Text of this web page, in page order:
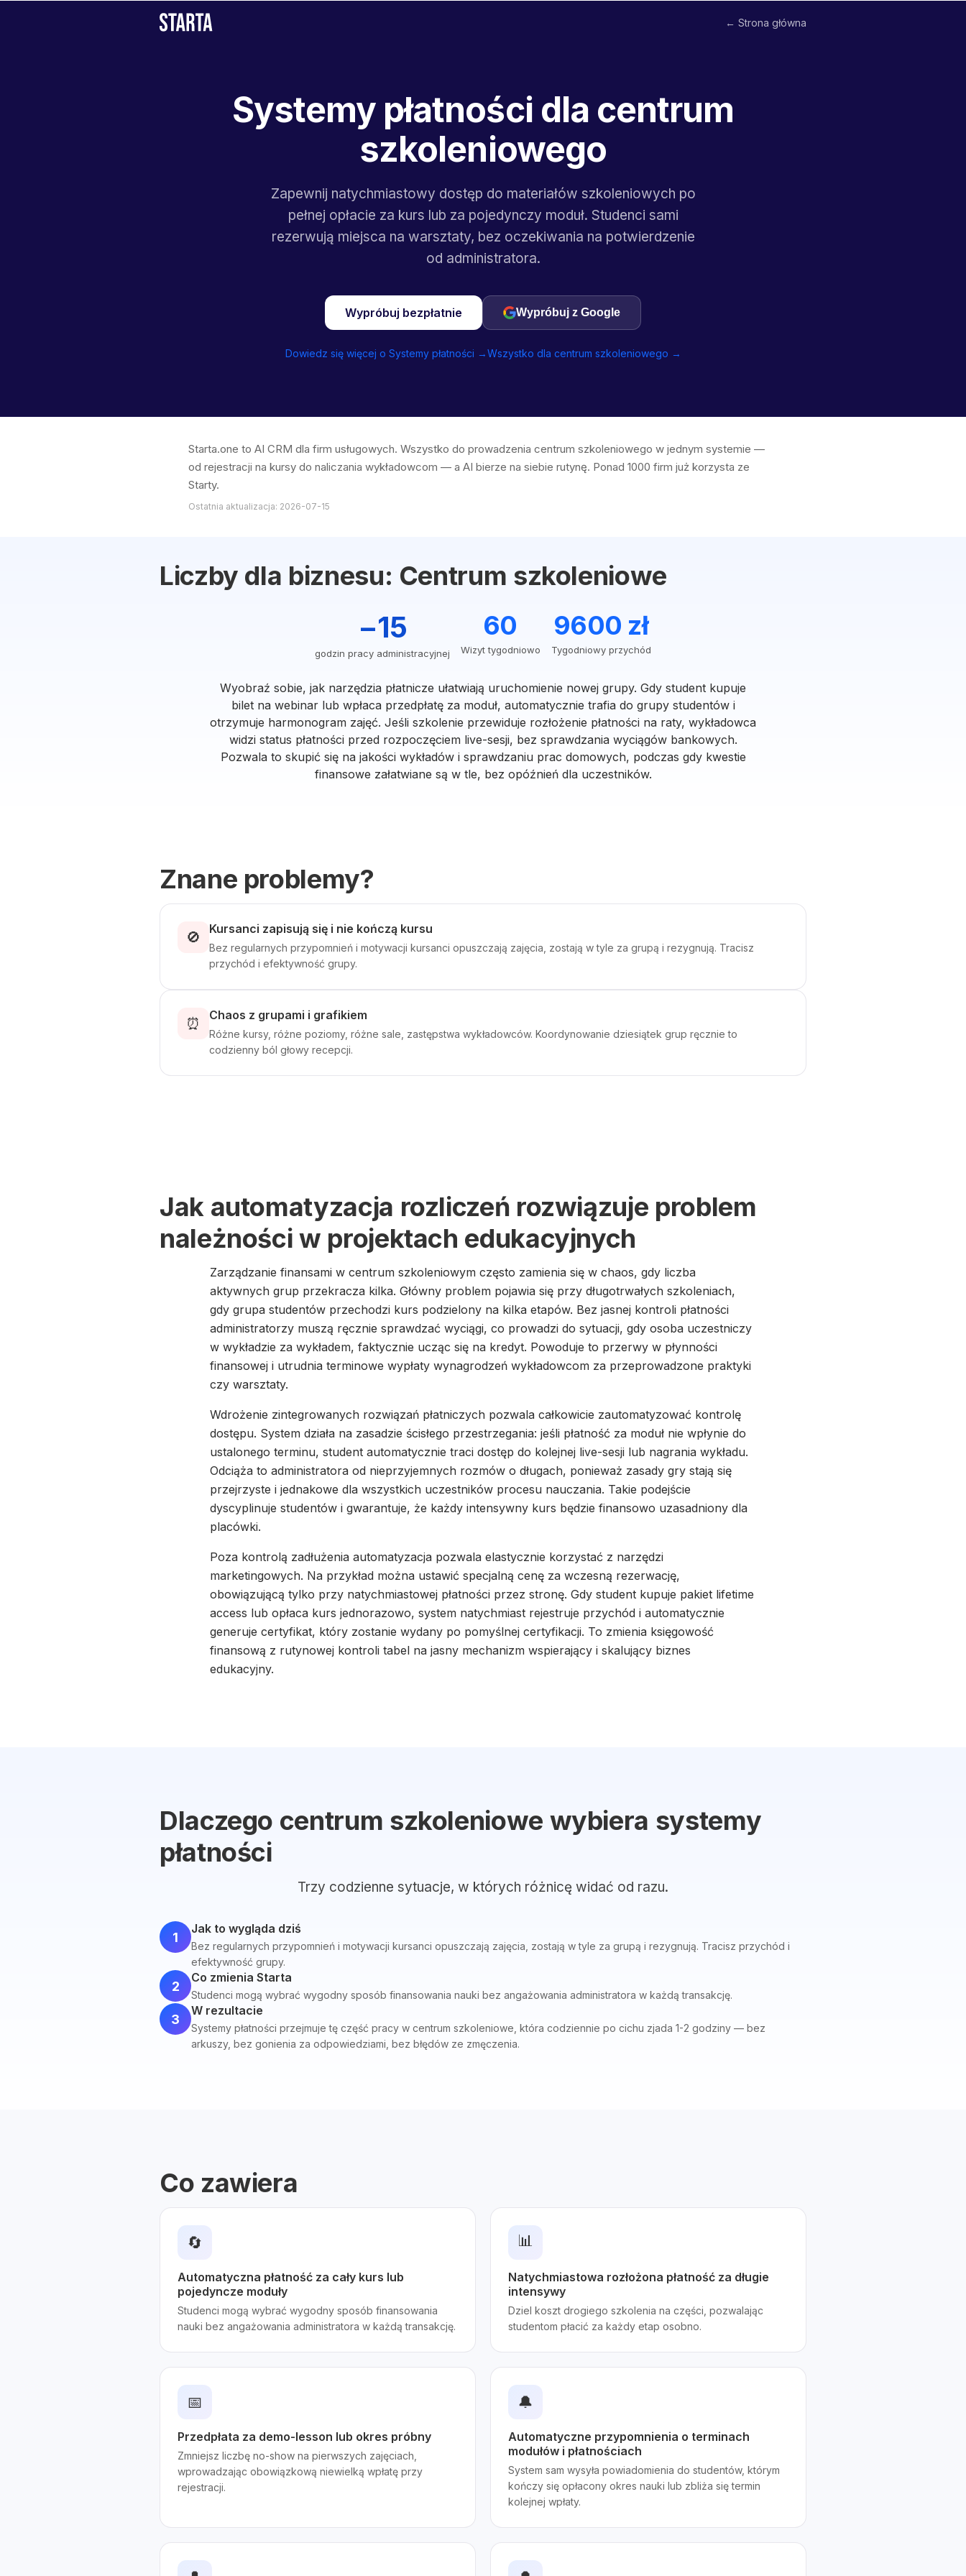
← Strona główna
Systemy płatności dla centrum
szkoleniowego
Zapewnij natychmiastowy dostęp do materiałów szkoleniowych po
pełnej opłacie za kurs lub za pojedynczy moduł. Studenci sami
rezerwują miejsca na warsztaty, bez oczekiwania na potwierdzenie
od administratora.
Wypróbuj bezpłatnie Wypróbuj z Google
Dowiedz się więcej o Systemy płatności →Wszystko dla centrum szkoleniowego →
Starta.one to AI CRM dla firm usługowych. Wszystko do prowadzenia centrum szkoleniowego w jednym systemie —
od rejestracji na kursy do naliczania wykładowcom — a AI bierze na siebie rutynę. Ponad 1000 firm już korzysta ze
Starty.
Ostatnia aktualizacja: 2026-07-15
Liczby dla biznesu: Centrum szkoleniowe
−15
godzin pracy administracyjnej
60
Wizyt tygodniowo
9600 zł
Tygodniowy przychód
Wyobraź sobie, jak narzędzia płatnicze ułatwiają uruchomienie nowej grupy. Gdy student kupuje
bilet na webinar lub wpłaca przedpłatę za moduł, automatycznie trafia do grupy studentów i
otrzymuje harmonogram zajęć. Jeśli szkolenie przewiduje rozłożenie płatności na raty, wykładowca
widzi status płatności przed rozpoczęciem live-sesji, bez sprawdzania wyciągów bankowych.
Pozwala to skupić się na jakości wykładów i sprawdzaniu prac domowych, podczas gdy kwestie
finansowe załatwiane są w tle, bez opóźnień dla uczestników.
Znane problemy?
🚫 Kursanci zapisują się i nie kończą kursu
Bez regularnych przypomnień i motywacji kursanci opuszczają zajęcia, zostają w tyle za grupą i rezygnują. Tracisz
przychód i efektywność grupy.
⏰ Chaos z grupami i grafikiem
Różne kursy, różne poziomy, różne sale, zastępstwa wykładowców. Koordynowanie dziesiątek grup ręcznie to
codzienny ból głowy recepcji.
Jak automatyzacja rozliczeń rozwiązuje problem
należności w projektach edukacyjnych
Zarządzanie finansami w centrum szkoleniowym często zamienia się w chaos, gdy liczba
aktywnych grup przekracza kilka. Główny problem pojawia się przy długotrwałych szkoleniach,
gdy grupa studentów przechodzi kurs podzielony na kilka etapów. Bez jasnej kontroli płatności
administratorzy muszą ręcznie sprawdzać wyciągi, co prowadzi do sytuacji, gdy osoba uczestniczy
w wykładzie za wykładem, faktycznie ucząc się na kredyt. Powoduje to przerwy w płynności
finansowej i utrudnia terminowe wypłaty wynagrodzeń wykładowcom za przeprowadzone praktyki
czy warsztaty.
Wdrożenie zintegrowanych rozwiązań płatniczych pozwala całkowicie zautomatyzować kontrolę
dostępu. System działa na zasadzie ścisłego przestrzegania: jeśli płatność za moduł nie wpłynie do
ustalonego terminu, student automatycznie traci dostęp do kolejnej live-sesji lub nagrania wykładu.
Odciąża to administratora od nieprzyjemnych rozmów o długach, ponieważ zasady gry stają się
przejrzyste i jednakowe dla wszystkich uczestników procesu nauczania. Takie podejście
dyscyplinuje studentów i gwarantuje, że każdy intensywny kurs będzie finansowo uzasadniony dla
placówki.
Poza kontrolą zadłużenia automatyzacja pozwala elastycznie korzystać z narzędzi
marketingowych. Na przykład można ustawić specjalną cenę za wczesną rezerwację,
obowiązującą tylko przy natychmiastowej płatności przez stronę. Gdy student kupuje pakiet lifetime
access lub opłaca kurs jednorazowo, system natychmiast rejestruje przychód i automatycznie
generuje certyfikat, który zostanie wydany po pomyślnej certyfikacji. To zmienia księgowość
finansową z rutynowej kontroli tabel na jasny mechanizm wspierający i skalujący biznes
edukacyjny.
Dlaczego centrum szkoleniowe wybiera systemy
płatności
Trzy codzienne sytuacje, w których różnicę widać od razu.
1
Jak to wygląda dziś
Bez regularnych przypomnień i motywacji kursanci opuszczają zajęcia, zostają w tyle za grupą i rezygnują. Tracisz przychód i
efektywność grupy.
2
Co zmienia Starta
Studenci mogą wybrać wygodny sposób finansowania nauki bez angażowania administratora w każdą transakcję.
3
W rezultacie
Systemy płatności przejmuje tę część pracy w centrum szkoleniowe, która codziennie po cichu zjada 1-2 godziny — bez
arkuszy, bez gonienia za odpowiedziami, bez błędów ze zmęczenia.
Co zawiera
🔄
Automatyczna płatność za cały kurs lub
pojedyncze moduły
Studenci mogą wybrać wygodny sposób finansowania
nauki bez angażowania administratora w każdą transakcję.
📊
Natychmiastowa rozłożona płatność za długie
intensywy
Dziel koszt drogiego szkolenia na części, pozwalając
studentom płacić za każdy etap osobno.
📅
Przedpłata za demo-lesson lub okres próbny
Zmniejsz liczbę no-show na pierwszych zajęciach,
wprowadzając obowiązkową niewielką wpłatę przy
rejestracji.
🔔
Automatyczne przypomnienia o terminach
modułów i płatnościach
System sam wysyła powiadomienia do studentów, którym
kończy się opłacony okres nauki lub zbliża się termin
kolejnej wpłaty.